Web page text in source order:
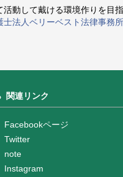
動して戴ける環境作りを目
士法人ベリーベスト法律事務所
関連リンク
Facebookページ
Twitter
note
Instagram